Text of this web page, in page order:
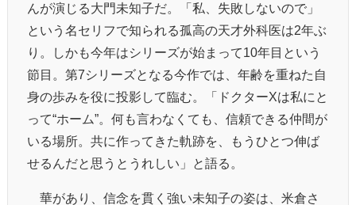
んが演じる大門未知子だ。「私、失敗しないので」
という名セリフで知られる孤高の天才外科医は2年ぶ
り。しかも今年はシリーズが始まって10年目という
節目。第7シリーズとなる今作では、年齢を重ねた自
身の歩みを役に投影して臨む。「ドクターXは私にと
って“ホーム”。何も言わなくても、信頼できる仲間が
いる場所。共に作ってきた軌跡を、もうひとつ伸ば
せるんだと思うとうれしい」と語る。
華があり、信念を貫く強い未知子の姿は、米倉さ